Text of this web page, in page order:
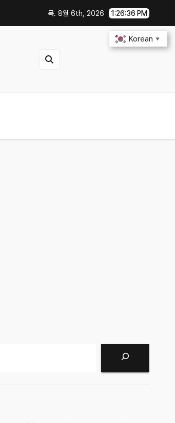
인해야 할까? GTX 1060에서 PowerColor 라데온
목. 8월 6th, 2026 1:26:37 PM
Korean ▼